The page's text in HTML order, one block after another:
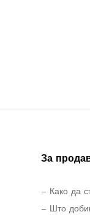
За
– Како да
– Што